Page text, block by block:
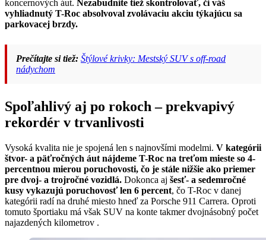
koncernových áut. Nezabudnite tiež skontrolovať, či váš
vyhliadnutý T-Roc absolvoval zvolávaciu akciu týkajúcu sa
parkovacej brzdy.
Prečítajte si tiež: Štýlové krivky: Mestský SUV s off-road
nádychom
Spoľahlivý aj po rokoch – prekvapivý
rekordér v trvanlivosti
Vysoká kvalita nie je spojená len s najnovšími modelmi. V kategórii
štvor- a päťročných áut nájdeme T-Roc na treťom mieste so 4-
percentnou mierou poruchovosti, čo je stále nižšie ako priemer
pre dvoj- a trojročné vozidlá. Dokonca aj šesť- a sedemročné
kusy vykazujú poruchovosť len 6 percent, čo T-Roc v danej
kategórii radí na druhé miesto hneď za Porsche 911 Carrera. Oproti
tomuto športiaku má však SUV na konte takmer dvojnásobný počet
najazdených kilometrov .